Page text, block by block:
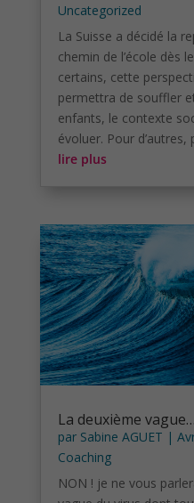
Uncategorized
La Suisse a décidé la
chemin de l’école dès
certains, cette
permettra de souffler
enfants, le contexte
évoluer. Pour d’autres,
lire plus
La deuxième vague…
par Sabine AGUET |
Coaching
NON ! je ne vous